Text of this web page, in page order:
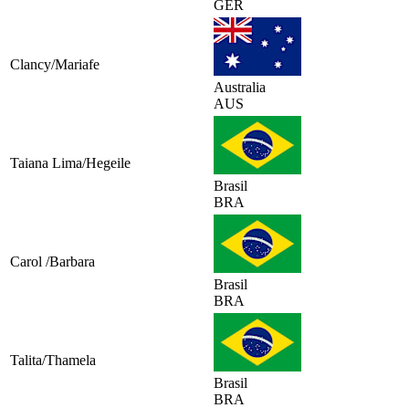
GER
Clancy/Mariafe
Australia
AUS
Taiana Lima/Hegeile
Brasil
BRA
Carol /Barbara
Brasil
BRA
Talita/Thamela
Brasil
BRA